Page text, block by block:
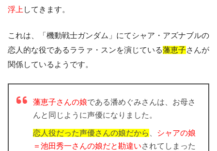
浮上 してきます。
これは、「機動戦士ガンダム」にてシャア・アズナブルの
恋人的な役であるララァ・スンを演じている藩恵子さんが
関係しているようです。
藩恵子さんの娘である潘めぐみさんは、お母さ
んと同じように声優になりました。
恋人役だった声優さんの娘だから
シャアの娘
＝池田秀一さんの娘だと勘違いされてしまった